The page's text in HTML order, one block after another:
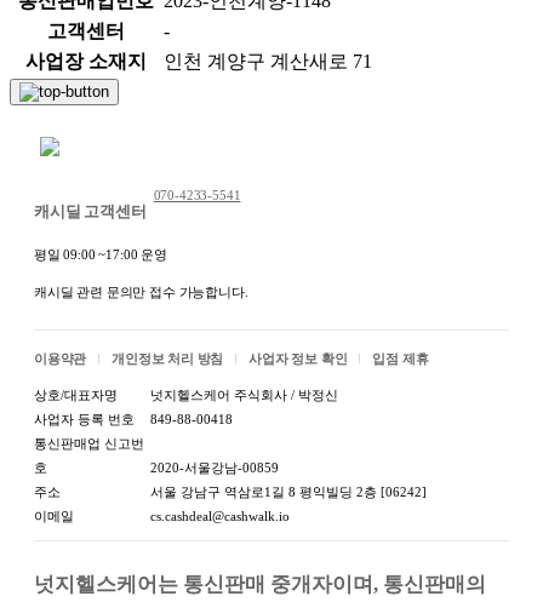
고객센터
-
사업장 소재지
인천 계양구 계산새로 71
캐시딜 고객센터
070-4233-5541
평일 09:00 ~17:00 운영
캐시딜 관련 문의만 접수 가능합니다.
이용약관 개인정보 처리 방침 사업자 정보 확인 입점 제휴
상호/대표자명
넛지헬스케어 주식회사 / 박정신
사업자 등록 번호
849-88-00418
통신판매업 신고번
호
2020-서울강남-00859
주소
서울 강남구 역삼로1길 8 평익빌딩 2층 [06242]
이메일
cs.cashdeal@cashwalk.io
넛지헬스케어는 통신판매 중개자이며, 통신판매의